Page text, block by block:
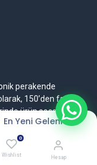
En Yeni Gelenler
0
Wishlist Hesap
perakende
150’den fazla
ürün seçeneği
hızlı ve güvenli
hizmetleri ile